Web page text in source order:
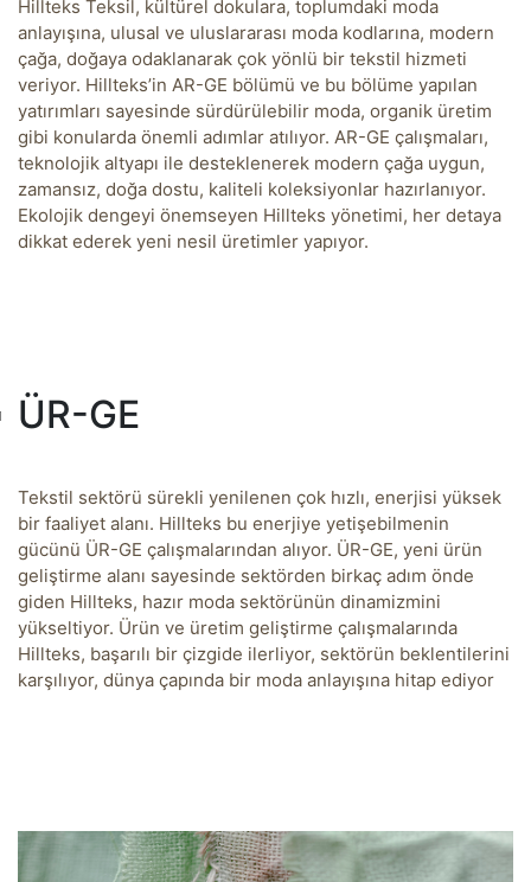
Hillteks Teksil, kültürel dokulara, toplumdaki moda
anlayışına, ulusal ve uluslararası moda kodlarına, modern
çağa, doğaya odaklanarak çok yönlü bir tekstil hizmeti
veriyor. Hillteks’in AR-GE bölümü ve bu bölüme yapılan
yatırımları sayesinde sürdürülebilir moda, organik üretim
gibi konularda önemli adımlar atılıyor. AR-GE çalışmaları,
teknolojik altyapı ile desteklenerek modern çağa uygun,
zamansız, doğa dostu, kaliteli koleksiyonlar hazırlanıyor.
Ekolojik dengeyi önemseyen Hillteks yönetimi, her detaya
dikkat ederek yeni nesil üretimler yapıyor.
ÜR-GE
Tekstil sektörü sürekli yenilenen çok hızlı, enerjisi yüksek
bir faaliyet alanı. Hillteks bu enerjiye yetişebilmenin
gücünü ÜR-GE çalışmalarından alıyor. ÜR-GE, yeni ürün
geliştirme alanı sayesinde sektörden birkaç adım önde
giden Hillteks, hazır moda sektörünün dinamizmini
yükseltiyor. Ürün ve üretim geliştirme çalışmalarında
Hillteks, başarılı bir çizgide ilerliyor, sektörün beklentilerini
karşılıyor, dünya çapında bir moda anlayışına hitap ediyor